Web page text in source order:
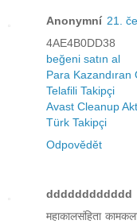
Anonymní 21.
4AE4B0DD38
beğeni satın al
Para Kazandıran
Telafili Takipçi
Avast Cleanup
Türk Takipçi
Odpovědět
dddddddddddd
महाकालसंहिता